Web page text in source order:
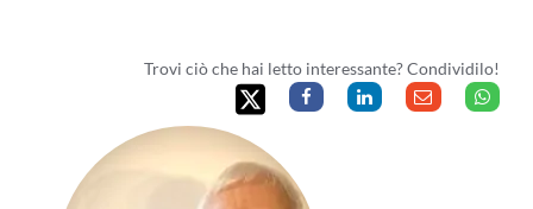
Trovi ciò che hai letto interessante? Condividilo!